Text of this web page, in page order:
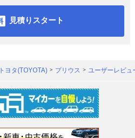
見積りスタート
トヨタ(TOYOTA) プリウス ユーザーレビュ